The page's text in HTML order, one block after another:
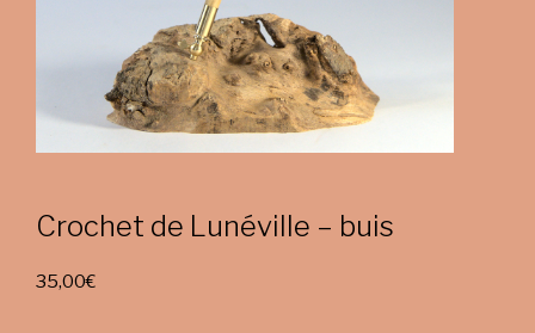
Crochet de Lunéville – buis
35,00€